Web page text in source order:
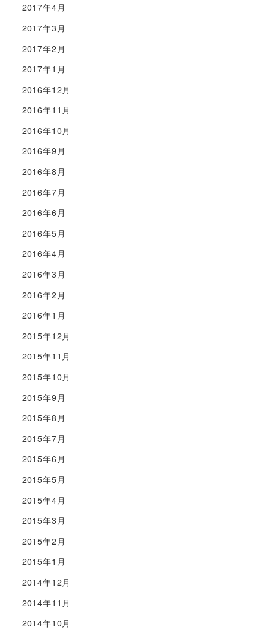
2017年4月
2017年3月
2017年2月
2017年1月
2016年12月
2016年11月
2016年10月
2016年9月
2016年8月
2016年7月
2016年6月
2016年5月
2016年4月
2016年3月
2016年2月
2016年1月
2015年12月
2015年11月
2015年10月
2015年9月
2015年8月
2015年7月
2015年6月
2015年5月
2015年4月
2015年3月
2015年2月
2015年1月
2014年12月
2014年11月
2014年10月